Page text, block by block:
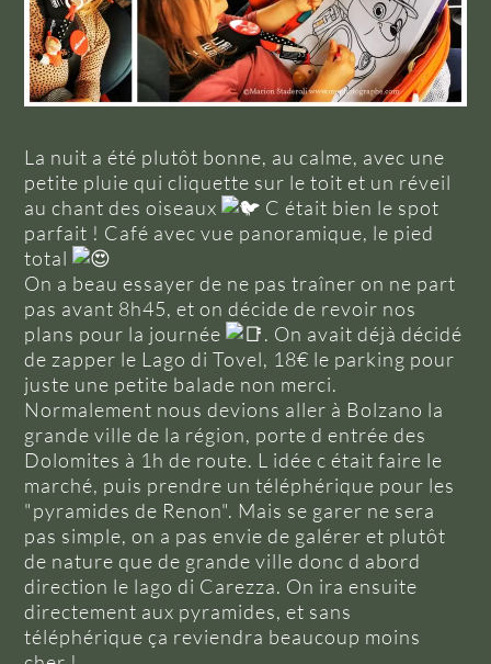
La nuit a été plutôt bonne, au calme, avec une
petite pluie qui cliquette sur le toit et un réveil
au chant des oiseaux
C était bien le spot
parfait ! Café avec vue panoramique, le pied
total
On a beau essayer de ne pas traîner on ne part
pas avant 8h45, et on décide de revoir nos
plans pour la journée
. On avait déjà décidé
de zapper le Lago di Tovel, 18€ le parking pour
juste une petite balade non merci.
Normalement nous devions aller à Bolzano la
grande ville de la région, porte d entrée des
Dolomites à 1h de route. L idée c était faire le
marché, puis prendre un téléphérique pour les
"pyramides de Renon". Mais se garer ne sera
pas simple, on a pas envie de galérer et plutôt
de nature que de grande ville donc d abord
direction le lago di Carezza. On ira ensuite
directement aux pyramides, et sans
téléphérique ça reviendra beaucoup moins